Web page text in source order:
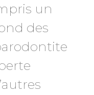
un
des